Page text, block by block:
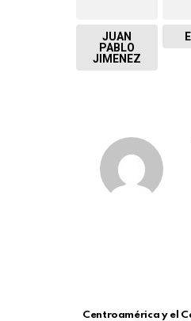
JUAN
PABLO
JIMENEZ
Centroamérica y el